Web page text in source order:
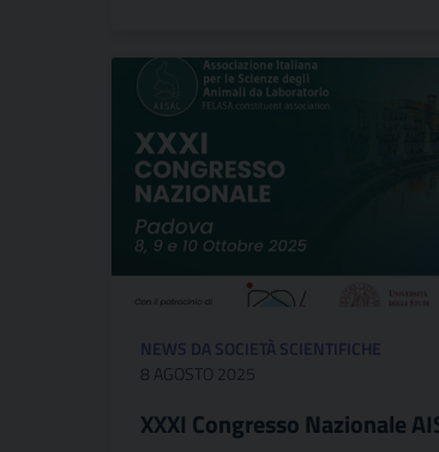
NEWS DA SOCIETÀ SCIENTIFICHE
8 AGOSTO 2025
XXXI Congresso Nazionale